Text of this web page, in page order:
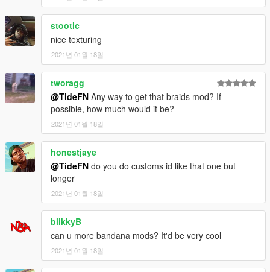
stootic
nice texturing
2021년 01월 18일
tworagg
@TideFN Any way to get that braids mod? If
possible, how much would it be?
2021년 01월 18일
honestjaye
@TideFN do you do customs id like that one but
longer
2021년 01월 18일
blikkyB
can u more bandana mods? It'd be very cool
2021년 01월 18일